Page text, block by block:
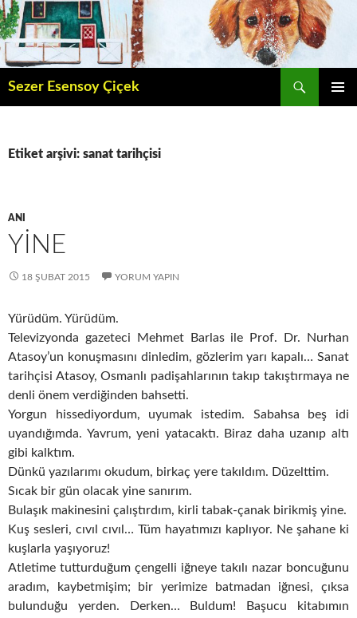
İçeriğe
atla
Sezer Esensoy Çiçek
Etiket arşivi: sanat tarihçisi
ANI
YINE
18 ŞUBAT 2015 YORUM YAPIN
Yürüdüm. Yürüdüm.
Televizyonda gazeteci Mehmet Barlas ile Prof. Dr. Nurhan
Atasoy’un konuşmasını dinledim, gözlerim yarı kapalı… Sanat
tarihçisi Atasoy, Osmanlı padişahlarının takıp takıştırmaya ne
denli önem verdiğinden bahsetti.
Yorgun hissediyordum, uyumak istedim. Sabahsa beş idi
uyandığımda. Yavrum, yeni yatacaktı. Biraz daha uzanıp altı
gibi kalktım.
Dünkü yazılarımı okudum, birkaç yere takıldım. Düzelttim.
Sıcak bir gün olacak yine sanırım.
Bulaşık makinesini çalıştırdım, kirli tabak-çanak birikmiş yine.
Kuş sesleri, cıvıl cıvıl… Tüm hayatımızı kaplıyor. Ne şahane ki
kuşlarla yaşıyoruz!
Atletime tutturduğum çengelli iğneye takılı nazar boncuğunu
aradım, kaybetmişim; bir yerimize batmadan iğnesi, çıksa
bulunduğu yerden. Derken… Buldum! Başucu kitabımın